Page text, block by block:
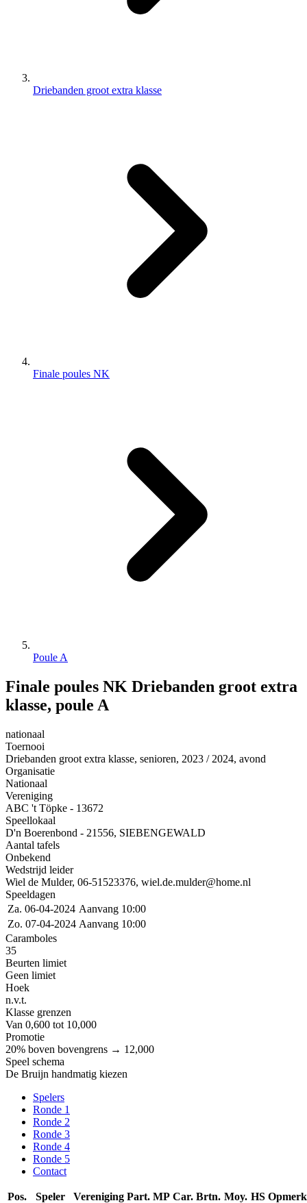
Driebanden groot extra klasse
Finale poules NK
Poule A
Finale poules NK Driebanden groot extra
klasse, poule A
nationaal
Toernooi
Driebanden groot extra klasse, senioren, 2023 / 2024, avond
Organisatie
Nationaal
Vereniging
ABC 't Töpke - 13672
Speellokaal
D'n Boerenbond - 21556, SIEBENGEWALD
Aantal tafels
Onbekend
Wedstrijd leider
Wiel de Mulder, 06-51523376, wiel.de.mulder@home.nl
Speeldagen
Za. 06-04-2024 Aanvang 10:00
Zo. 07-04-2024 Aanvang 10:00
Caramboles
35
Beurten limiet
Geen limiet
Hoek
n.v.t.
Klasse grenzen
Van 0,600 tot 10,000
Promotie
20% boven bovengrens → 12,000
Speel schema
De Bruijn handmatig kiezen
Spelers
Ronde 1
Ronde 2
Ronde 3
Ronde 4
Ronde 5
Contact
Pos. Speler Vereniging Part. MP Car. Brtn. Moy. HS